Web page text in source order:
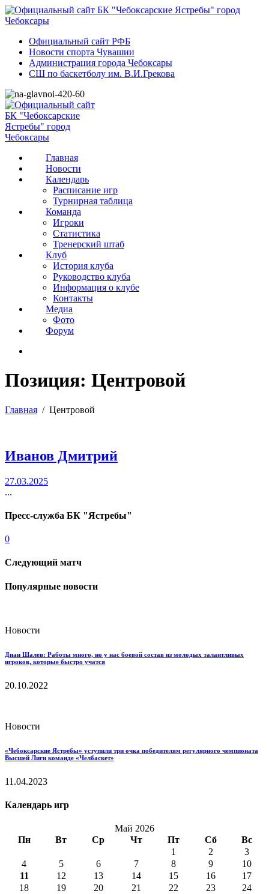
Официальный сайт РФБ
Новости спорта Чувашии
Администрация города Чебоксары
СШ по баскетболу им. В.И.Грекова
Главная
Новости
Календарь
Расписание игр
Турнирная таблица
Команда
Игроки
Статистика
Тренерский штаб
Клуб
История клуба
Руководство клуба
Информация о клубе
Контакты
Медиа
Фото
Форум
Позиция: Центровой
Главная Центровой
Иванов Дмитрий
27.03.2025
...
Пресс-служба БК "Ястребы"
0
Следующий матч
Популярные новости
Новости
Диан Шалев: Работы много, но у нас боевой состав из молодых талантливых
игроков, которые быстро учатся
20.10.2022
Новости
«Чебоксарские Ястребы» уступили три очка победителям регулярного чемпионата
Высшей Лиги команде «Челбаскет»
11.04.2023
Календарь игр
Май 2026
Пн
Вт Ср Чт Пт Сб Вс
1 2
3
4
5 6 7 8 9
10
11
12 13 14 15 16
17
18
19 20 21 22 23
24